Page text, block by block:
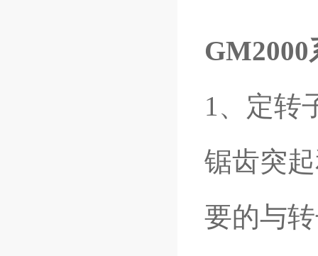
1、定转
锯齿突
要的与